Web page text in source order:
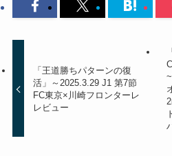
「王道勝ちパターンの復
活」～2025.3.29 J1 第7節
FC東京×川崎フロンターレ
レビュー